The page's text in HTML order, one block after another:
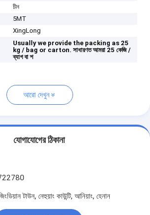
চীন
5MT
XingLong
Usually we provide the packing as 25
kg / bag or carton. সাধারণত আমরা 25 কেজি /
ব্যাগ বা শ
আরো দেখুন
যোগাযোগের ঠিকানা
টাউন, নেহুয়াং কাউন্টি, আনিয়াং, হেনান